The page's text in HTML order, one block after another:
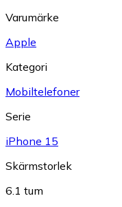
Varumärke
Apple
Kategori
Mobiltelefoner
Serie
iPhone 15
Skärmstorlek
6.1 tum